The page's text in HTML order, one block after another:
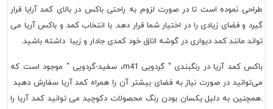
طراحی نموده است تا در صورت لزوم به راحتی باکس در بالای کمد آرایا قرار
گیرد و فضای زیادی را در اختیار شما قرار دهد. با انتخاب کمد و باکس آریا می
تواند مانند کمد دیواری در گوشه اتاق خود کمدی جادار و زیبا داشته باشید.
باکس کمد آریا در رنگبندی " گردویی m41، سفید-گردویی " موجود است که
می‌توانید در صورت نیاز به فضای بیشتر آن را همراه کمد آریا سفارش دهید
.همچنین به دلیل یکسان بودن رنگ محصولات دکوچید می توانید کمد آریا را